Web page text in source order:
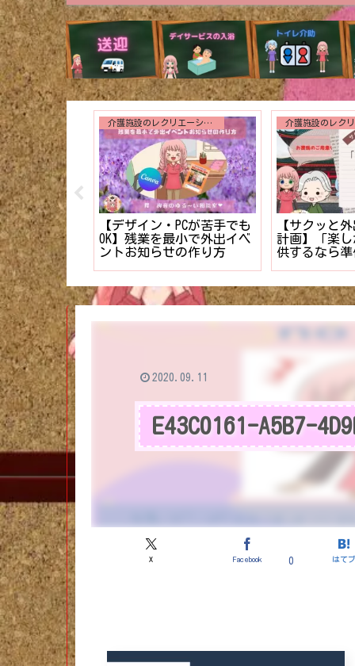
説】入浴時
的にスムー
コツ！！
介護施設のレクリエーション
誕生日会で絶対に外せない
3つのアトラクション【利
用者様に最高の写真を】
入浴介助
【新人介護
したい！】
拒否を克服
E43C0161-A5B7-
X Facebook 0 はてブ
2020.09.11